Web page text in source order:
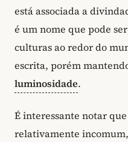
está associada a
é um nome que pode
culturas ao redor do
escrita, porém
luminosidade.
É interessante notar
relativamente